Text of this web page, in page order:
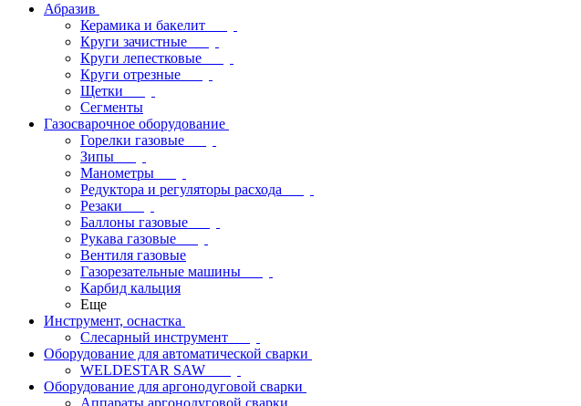
Абразив
Керамика и бакелит
Круги зачистные
Круги лепестковые
Круги отрезные
Щетки
Сегменты
Газосварочное оборудование
Горелки газовые
Зипы
Манометры
Редуктора и регуляторы расхода
Резаки
Баллоны газовые
Рукава газовые
Вентиля газовые
Газорезательные машины
Карбид кальция
Еще
Инструмент, оснастка
Слесарный инструмент
Оборудование для автоматической сварки
WELDESTAR SAW
Оборудование для аргонодуговой сварки
Аппараты аргонодуговой сварки